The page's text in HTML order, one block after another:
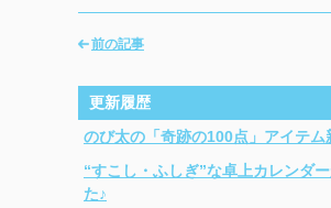
前の記事
更新履歴
のび太の「奇跡の100点」アイテム
“すこし・ふしぎ”な卓上カレンダ
た♪